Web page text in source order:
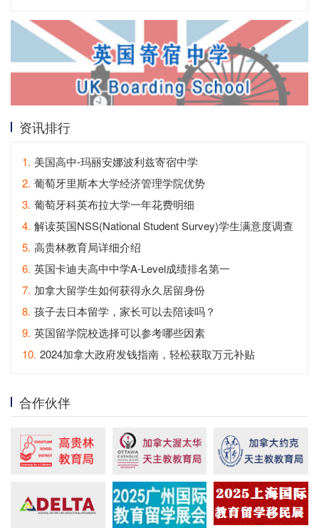
资讯排行
1. 美国高中-玛丽安娜波利兹寄宿中学
2. 葡萄牙里斯本大学经济管理学院优势
3. 葡萄牙科英布拉大学一年花费明细
4. 解读英国NSS(National Student Survey)学生满意度调查
5. 高贵林教育局详细介绍
6. 英国卡迪夫高中中学A-Level成绩排名第一
7. 加拿大留学生如何获得永久居留身份
8. 孩子去日本留学，家长可以去陪读吗？
9. 英国留学院校选择可以参考哪些因素
10. 2024加拿大政府发钱指南，轻松获取万元补贴
合作伙伴